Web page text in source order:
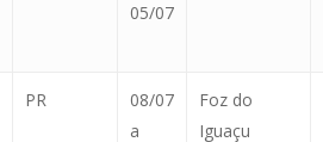
05/07
PR
08/07
a
Foz do
Iguaçu